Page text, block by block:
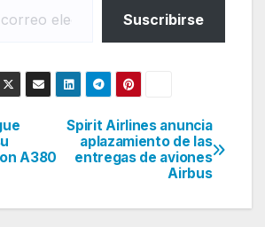
Suscribirse
Spirit Airlines anuncia
aplazamiento de las
entregas de aviones
Airbus
A380